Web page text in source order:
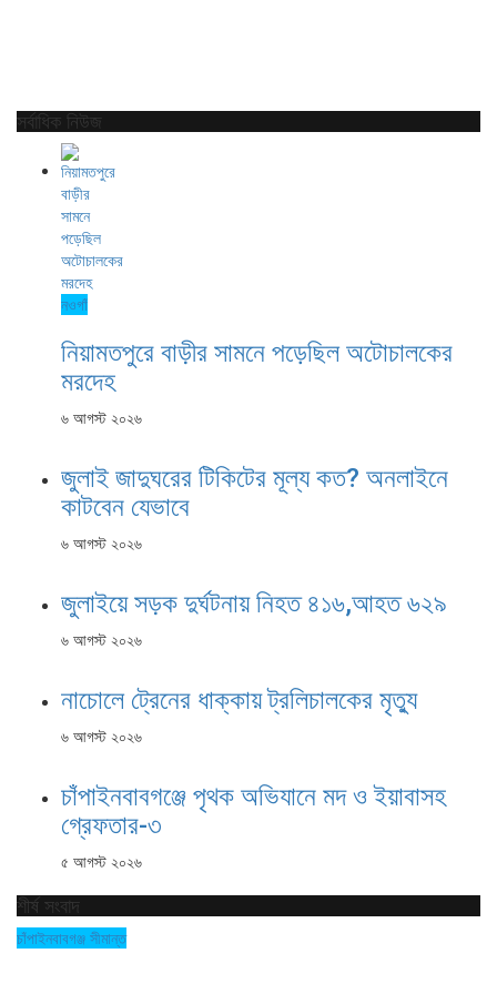
সর্বাধিক নিউজ
নওগাঁ
নিয়ামতপুরে বাড়ীর সামনে পড়েছিল অটোচালকের
মরদেহ
৬ আগস্ট ২০২৬
জুলাই জাদুঘরের টিকিটের মূল্য কত? অনলাইনে
কাটবেন যেভাবে
৬ আগস্ট ২০২৬
জুলাইয়ে সড়ক দুর্ঘটনায় নিহত ৪১৬,আহত ৬২৯
৬ আগস্ট ২০২৬
নাচোলে ট্রেনের ধাক্কায় ট্রলিচালকের মৃত্যু
৬ আগস্ট ২০২৬
চাঁপাইনবাবগঞ্জে পৃথক অভিযানে মদ ও ইয়াবাসহ
গ্রেফতার-৩
৫ আগস্ট ২০২৬
শীর্ষ সংবাদ
চাঁপাইনবাবগঞ্জ সীমান্ত